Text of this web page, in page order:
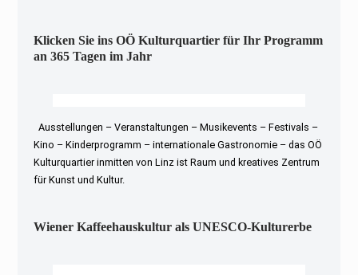
Klicken Sie ins OÖ Kulturquartier für Ihr Programm
an 365 Tagen im Jahr
Ausstellungen – Veranstaltungen – Musikevents – Festivals –
Kino – Kinderprogramm – internationale Gastronomie – das OÖ
Kulturquartier inmitten von Linz ist Raum und kreatives Zentrum
für Kunst und Kultur.
Wiener Kaffeehauskultur als UNESCO-Kulturerbe